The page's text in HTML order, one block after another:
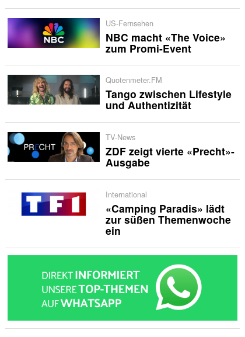
US-Fernsehen
NBC macht «The Voice»
zum Promi-Event
Quotenmeter.FM
Tango zwischen Lifestyle
und Authentizität
TV-News
ZDF zeigt vierte «Precht»-
Ausgabe
International
«Camping Paradis» lädt
zur süßen Themenwoche
ein